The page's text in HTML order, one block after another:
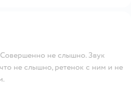
не слышно. Звук
не слышно, ретенок с ним и не